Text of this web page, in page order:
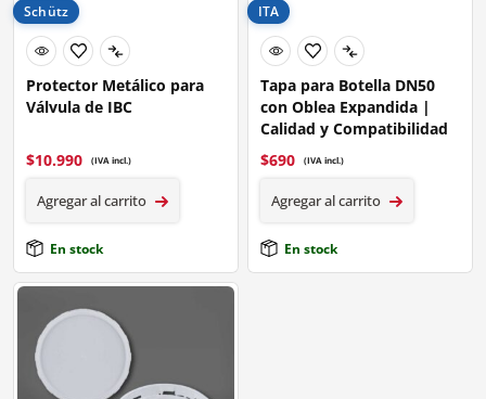
Schütz
Protector Metálico para
Válvula de IBC
$10.990 (IVA incl.)
Agregar al carrito
En stock
ITA
Tapa para Botella DN50
con Oblea Expandida |
Calidad y Compatibilidad
$690 (IVA incl.)
Agregar al carrito
En stock